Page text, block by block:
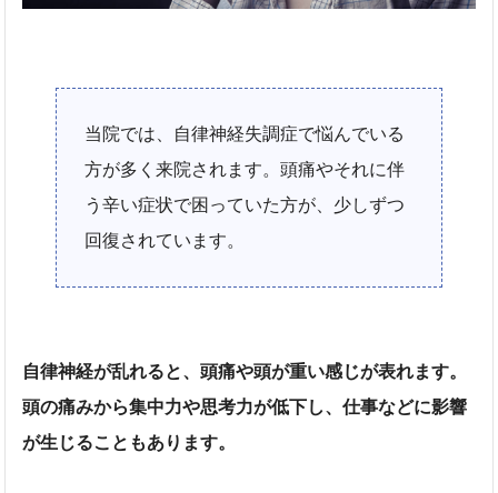
当院では、自律神経失調症で悩んでいる
方が多く来院されます。頭痛やそれに伴
う辛い症状で困っていた方が、少しずつ
回復されています。
自律神経が乱れると、頭痛や頭が重い感じが表れます。
頭の痛みから集中力や思考力が低下し、仕事などに影響
が生じることもあります。